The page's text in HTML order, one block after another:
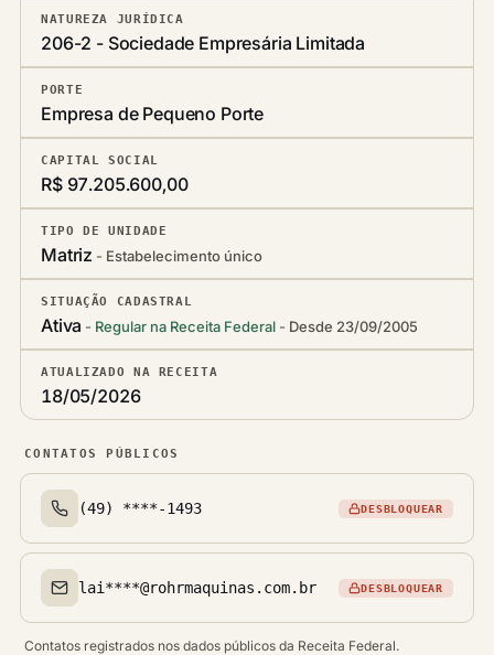
NATUREZA JURÍDICA
206-2 - Sociedade Empresária Limitada
PORTE
Empresa de Pequeno Porte
CAPITAL SOCIAL
R$ 97.205.600,00
TIPO DE UNIDADE
Matriz Estabelecimento único
SITUAÇÃO CADASTRAL
Ativa Regular na Receita Federal Desde 23/09/2005
ATUALIZADO NA RECEITA
18/05/2026
CONTATOS PÚBLICOS
Telefone(s)
(49) ****-1493 DESBLOQUEAR
Email(s)
lai****@rohrmaquinas.com.br DESBLOQUEAR
Contatos registrados nos dados públicos da Receita Federal.